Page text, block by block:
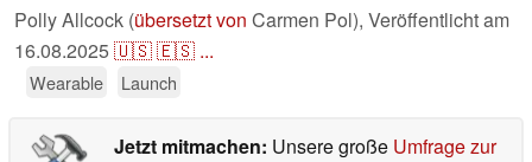
Polly Allcock (übersetzt von Carmen Pol), Veröffentlicht am
16.08.2025🇺🇸🇪🇸 ...
Wearable Launch
Jetzt mitmachen: Unsere große Umfrage zur